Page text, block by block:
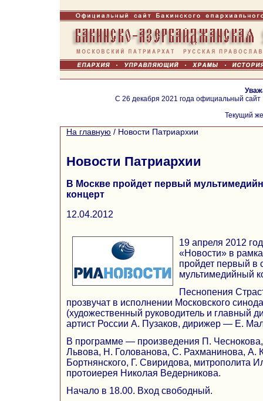
С 26 декабря 2021 года официальный
Текущий
На главную / Новости Патриархии
Новости Патриархии
В Москве пройдет первый
концерт
12.04.2012
19 апреля 2012
«Новости» в
пройдет первый в
мультимедийный
Песнопения
прозвучат в исполнении Московского
(художественный руководитель и главный
артист России А. Пузаков, дирижер — Е.
В программе — произведения П. Чеснокова,
Львова, Н. Голованова, С. Рахманинова, А.
Бортнянского, Г. Свиридова, митрополита
протоиерея Николая Ведерникова.
Начало в 18.00. Вход свободный.